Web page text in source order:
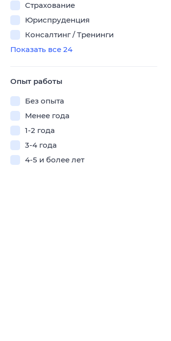
Страхование
Юриспруденция
Консалтинг / Тренинги
Показать все 24
Опыт работы
Без опыта
Менее года
1-2 года
3-4 года
4-5 и более лет